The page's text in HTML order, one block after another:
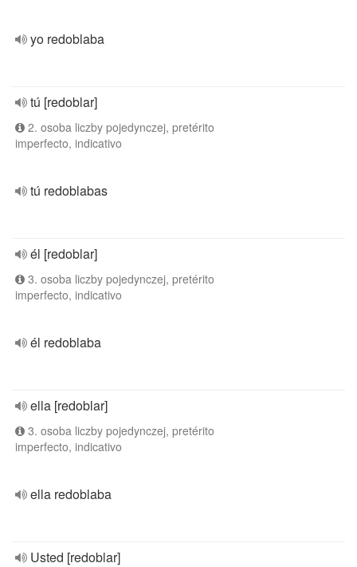
yo redoblaba
tú [redoblar]
2. osoba liczby pojedynczej, pretérito
imperfecto, indicativo
tú redoblabas
él [redoblar]
3. osoba liczby pojedynczej, pretérito
imperfecto, indicativo
él redoblaba
ella [redoblar]
3. osoba liczby pojedynczej, pretérito
imperfecto, indicativo
ella redoblaba
Usted [redoblar]